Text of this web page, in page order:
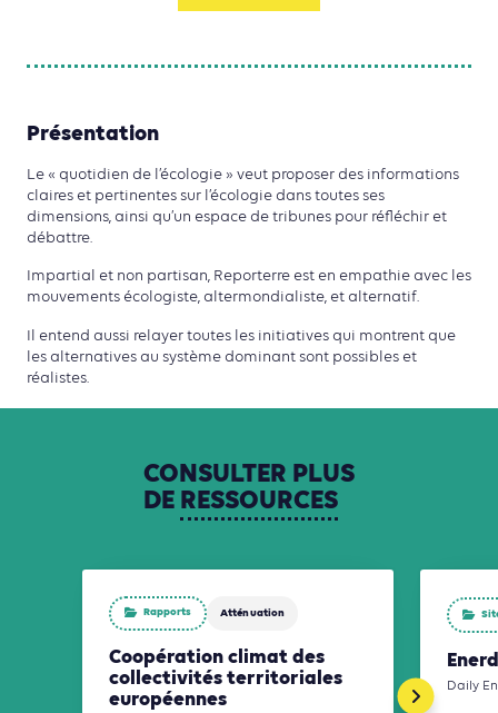
Présentation
Le « quotidien de l’écologie » veut proposer des informations
claires et pertinentes sur l’écologie dans toutes ses
dimensions, ainsi qu’un espace de tribunes pour réfléchir et
débattre.
Impartial et non partisan, Reporterre est en empathie avec les
mouvements écologiste, altermondialiste, et alternatif.
Il entend aussi relayer toutes les initiatives qui montrent que
les alternatives au système dominant sont possibles et
réalistes.
CONSULTER PLUS
DE RESSOURCES
Rapports Atténuation
Coopération climat des
collectivités territoriales
européennes
Daily